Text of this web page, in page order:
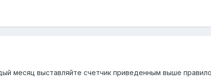
месяц выставляйте счетчик приведенным выше